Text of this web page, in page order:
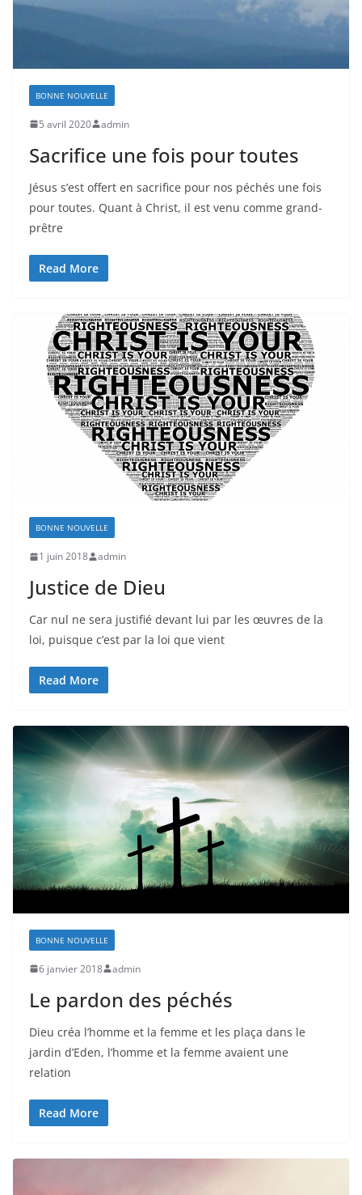
BONNE NOUVELLE
5 avril 2020 admin
Sacrifice une fois pour toutes
Jésus s’est offert en sacrifice pour nos péchés une fois
pour toutes. Quant à Christ, il est venu comme grand-
prêtre
Read More
BONNE NOUVELLE
1 juin 2018 admin
Justice de Dieu
Car nul ne sera justifié devant lui par les œuvres de la
loi, puisque c’est par la loi que vient
Read More
BONNE NOUVELLE
6 janvier 2018 admin
Le pardon des péchés
Dieu créa l’homme et la femme et les plaça dans le
jardin d’Eden, l’homme et la femme avaient une
relation
Read More